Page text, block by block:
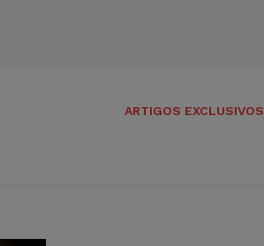
ARTIGOS EXCLUSIVOS